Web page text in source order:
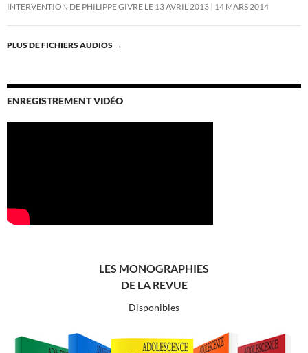
INTERVENTION DE PHILIPPE GIVRE LE 13 AVRIL 2013 14 MARS 2014
PLUS DE FICHIERS AUDIOS →
ENREGISTREMENT VIDÉO
LES MONOGRAPHIES
DE LA REVUE
Disponibles